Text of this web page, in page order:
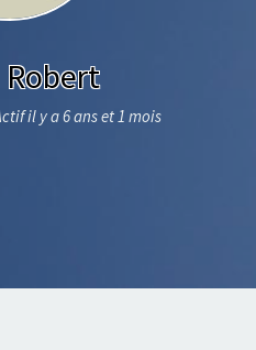
il y a 6 ans et 1 mois